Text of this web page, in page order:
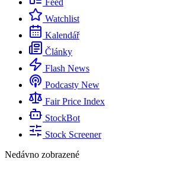
Feed
Watchlist
Kalendář
Články
Flash News
Podcasty New
Fair Price Index
StockBot
Stock Screener
Nedávno zobrazené